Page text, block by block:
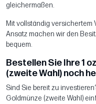
gleichermaßen.
Mit vollständig
Ansatz machen wir den
bequem.
Bestellen Sie Ihre 1
(zweite Wahl) noch
Sind Sie bereit zu
Goldmünze (zweite Wahl)